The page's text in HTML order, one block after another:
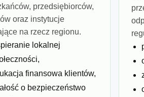
przedsiębiorców,
oraz instytucje
na rzecz regionu.
lokalnej
finansowa klientów,
o bezpieczeństwo